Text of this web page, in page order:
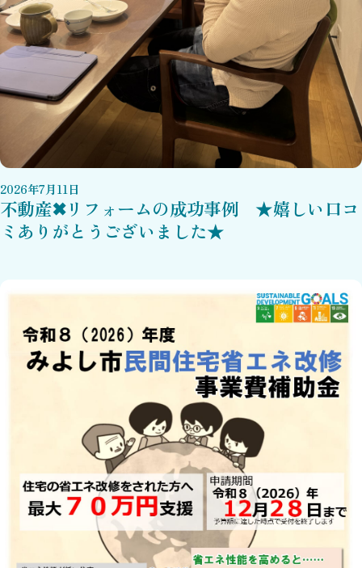
2026年7月11 日
不動産✖リフォームの成功事例 ★嬉しい口コ
ミありがとうございました★